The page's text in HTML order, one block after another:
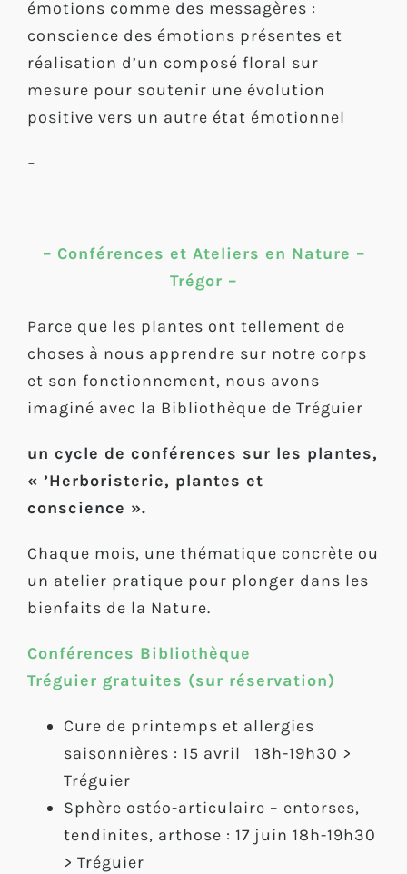
émotions comme des messagères :
conscience des émotions présentes et
réalisation d’un composé floral sur
mesure pour soutenir une évolution
positive vers un autre état émotionnel
–
– Conférences et Ateliers en Nature –
Trégor –
Parce que les plantes ont tellement de
choses à nous apprendre sur notre corps
et son fonctionnement, nous avons
imaginé avec la Bibliothèque de Tréguier
un cycle de conférences sur les plantes,
« ’Herboristerie, plantes et
conscience ».
Chaque mois, une thématique concrète ou
un atelier pratique pour plonger dans les
bienfaits de la Nature.
Conférences Bibliothèque
Tréguier gratuites (sur réservation)
Cure de printemps et allergies
saisonnières : 15 avril 18h-19h30 >
Tréguier
Sphère ostéo-articulaire – entorses,
tendinites, arthose : 17 juin 18h-19h30
> Tréguier